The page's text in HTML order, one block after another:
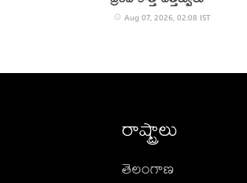
Aug 07, 2026, 02:08 IST
రాష్ట్రాలు
తెలంగాణ